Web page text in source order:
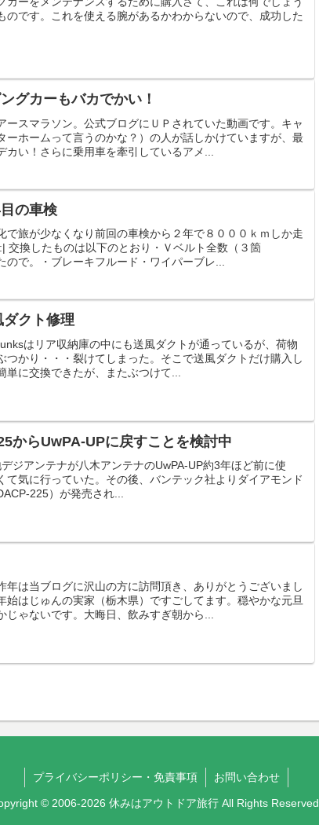
のです。これを使える腕があるかわからないので、成功した
グカーもバカでかい！
ースマラソン。公式ブログにＵＰされていた動画です。キャ
ーホームって言うのかな？）の人が話しかけていますが、最
い！さらに乗用車を牽引しているアメ...
の車検
で旅が少なくなり前回の車検から２年で８０００ｋｍしか走
交換したものは以下のとおり・Ｖベルト全数（３箇
。・ブレーキフルード・ワイパーブレ...
クト修理
はリア収納庫の中にも送風ダクトが通っているが、荷物
つかり・・・裂けてしまった。そこで送風ダクトだけ購入し
に交換できたが、またぶつけて...
からUwPA-UPに戻すことを検討中
ジアンテナが八木アンテナのUwPA-UP約3年ほど前に使
て気に行っていた。その後、バンテック社よりダイアモンド
225）が発売され...
年は当ブログに沢山の方に訪問頂き、ありがとうございまし
始はじゅんの実家（栃木県）ですごしてます。穏やかな元旦
ゃないです。大晦日、飲みすぎ朝から...
プライバシーポリシー・免責事項 お問い合わせ
© 2006-2026 休みはアウトドア旅行 All Rights Reserved.